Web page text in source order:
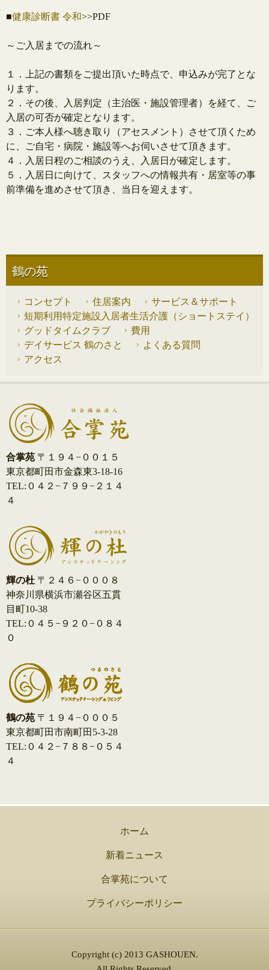
■健康診断書 令和>>PDF
～ご入居までの流れ～
１．上記の書類をご提出頂いた時点で、申込みが完了とな
ります。
２．その後、入居判定（主治医・施設管理者）を経て、ご
入居の可否が確定となります。
３．ご本人様へ聴き取り（アセスメント）させて頂くため
に、ご自宅・病院・施設等へお伺いさせて頂きます。
４．入居日程のご相談のうえ、入居日が確定します。
５．入居日に向けて、スタッフへの情報共有・居室等の事
前準備を進めさせて頂き、当日を迎えます。
鶴の苑
コンセプト 住居案内
サービス＆サポート
短期利用特定施設入居者生活介護（ショートステイ）
グッドタイムクラブ
費用
デイサービス 鶴のさと
よくある質問
アクセス
合掌苑 〒１９４−００１５
東京都町田市金森東3-18-16
TEL:０４２−７９９−２１４
４
輝の杜 〒２４６−０００８
神奈川県横浜市瀬谷区五貫
目町10-38
TEL:０４５−９２０−０８４
０
鶴の苑 〒１９４−０００５
東京都町田市南町田5-3-28
TEL:０４２−７８８−０５４
４
ホーム
新着ニュース
合掌苑について
プライバシーポリシー
Copyright (c) 2013 GASHOUEN.